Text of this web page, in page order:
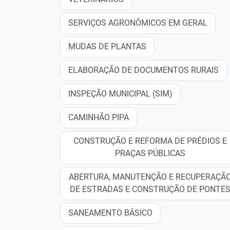
SERVIÇOS AGRONÔMICOS EM GERAL
MUDAS DE PLANTAS
ELABORAÇÃO DE DOCUMENTOS RURAIS
INSPEÇÃO MUNICIPAL (SIM)
CAMINHÃO PIPA
CONSTRUÇÃO E REFORMA DE PRÉDIOS E
PRAÇAS PÚBLICAS
ABERTURA, MANUTENÇÃO E
DE ESTRADAS E CONSTRUÇÃO DE PONTES
SANEAMENTO BÁSICO